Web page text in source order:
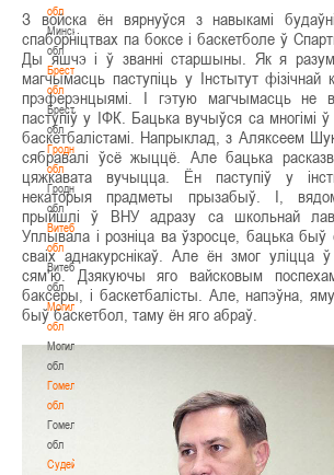
обл
Минская
обл
Брестская
обл
Брестская
обл
Гродненская
обл
Гродненская
обл
Витебская
обл
Витебская
обл
Могилевская
обл
Могилевская
обл
Гомельская
обл
Гомельская
обл
Судейство
З войска ён вярнуўся з навыкамі
спаборніцтвах па боксе і баскетболе ў
Ды яшчэ і ў званні старшыны. Як я
магчымасць паступіць у Інстытут фізічнай
прэферэнцыямі. І гэтую магчымасць не
паступіў у ІФК. Бацька вучыўся са многімі
баскетбалістамі. Напрыклад, з Аляксеем
сябравалі ўсё жыццё. Але бацька
цяжкавата вучыцца. Ён паступіў у
некаторыя прадметы прызабыў. І,
прыйшлі ў ВНУ адразу са школьнай
Уплывала і розніца ва ўзросце, бацька быў
сваіх аднакурснікаў. Але ён змог уліцца
сям'ю. Дзякуючы яго вайсковым поспехам
баксёры, і баскетбалісты. Але, напэўна,
быў баскетбол, таму ён яго абраў.